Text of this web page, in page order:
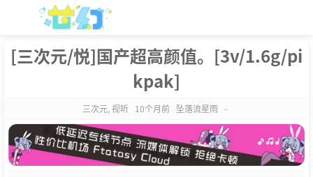
[三次元/悦]国产超高颜值。[3v/1.6g/pi
kpak]
三次元,视听 10个月前 坠落流星雨 -